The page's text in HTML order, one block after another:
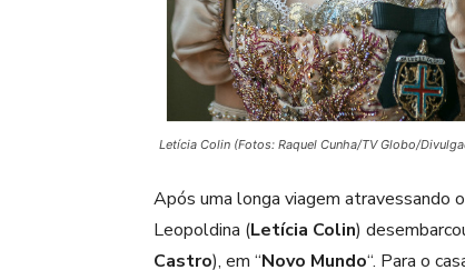
Letícia Colin (Fotos: Raquel Cunha/TV Globo/
Após uma longa viagem atravessando
Leopoldina (Letícia Colin)
Castro), em “Novo Mundo“. Para o